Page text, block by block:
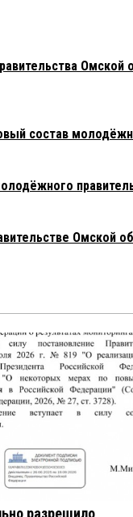
Омской
состав
Омской
разрешило